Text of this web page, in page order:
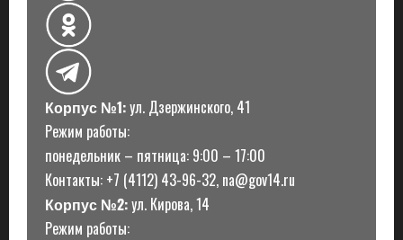
Корпус №1:ул. Дзержинского, 41
Режим работы:
понедельник – пятница: 9:00 – 17:00
Контакты: +7 (4112) 43-96-32, na@gov14.ru
Корпус №2:ул. Кирова, 14
Режим работы: